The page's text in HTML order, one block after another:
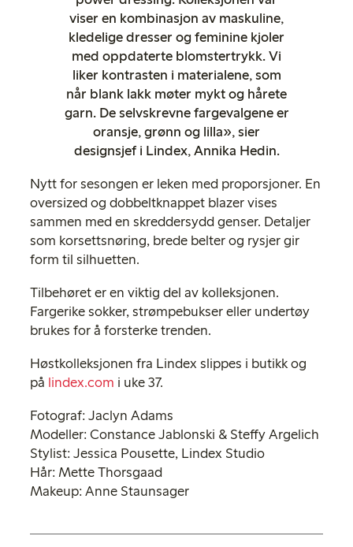
viser en kombinasjon av maskuline,
kledelige dresser og feminine kjoler
med oppdaterte blomstertrykk. Vi
liker kontrasten i materialene, som
når blank lakk møter mykt og hårete
garn. De selvskrevne fargevalgene er
oransje, grønn og lilla», sier
designsjef i Lindex, Annika Hedin.
Nytt for sesongen er leken med proporsjoner. En
oversized og dobbeltknappet blazer vises
sammen med en skreddersydd genser. Detaljer
som korsettsnøring, brede belter og rysjer gir
form til silhuetten.
Tilbehøret er en viktig del av kolleksjonen.
Fargerike sokker, strømpebukser eller undertøy
brukes for å forsterke trenden.
Høstkolleksjonen fra Lindex slippes i butikk og
på lindex.com i uke 37.
Fotograf: Jaclyn Adams
Modeller: Constance Jablonski & Steffy Argelich
Stylist: Jessica Pousette, Lindex Studio
Hår: Mette Thorsgaad
Makeup: Anne Staunsager